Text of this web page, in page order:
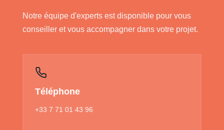
Notre équipe d'experts est disponible pour vous
conseiller et vous accompagner dans votre projet.
Téléphone
+33 7 71 01 43 96